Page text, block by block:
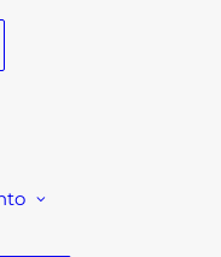
delle
la loro